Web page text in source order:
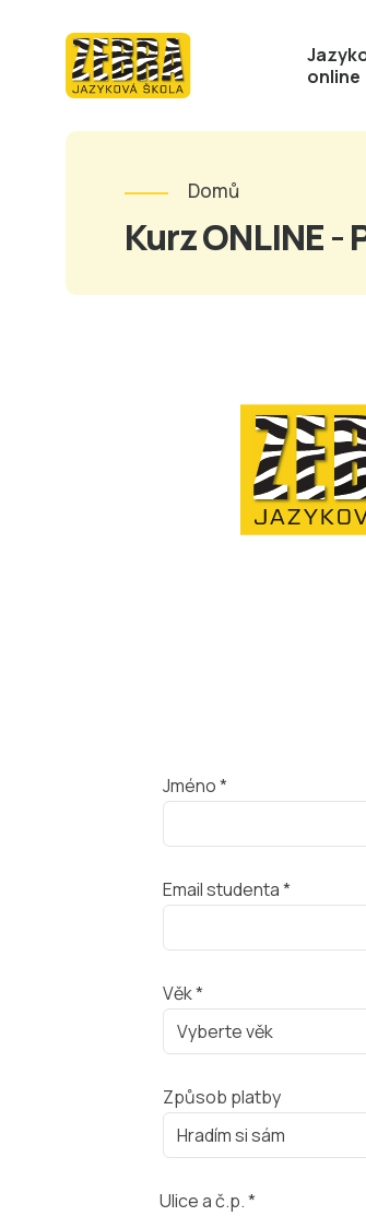
online
Domů
Kurz ONLINE
Jméno *
Email studenta *
Věk *
Způsob platby
Ulice a č.p. *